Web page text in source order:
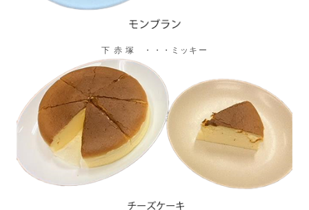
下 赤 塚 ・・・ミッキー